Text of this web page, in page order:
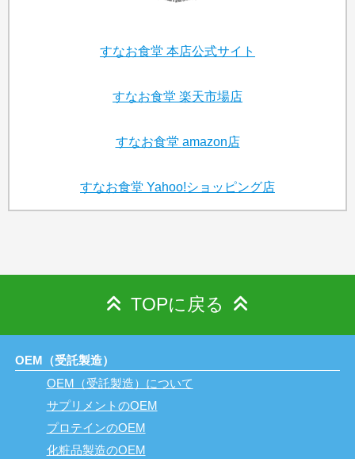
すなお食堂 本店公式サイト
すなお食堂 楽天市場店
すなお食堂 amazon店
すなお食堂 Yahoo!ショッピング店
TOPに戻る
OEM（受託製造）
OEM（受託製造）について
サプリメントのOEM
プロテインのOEM
化粧品製造のOEM